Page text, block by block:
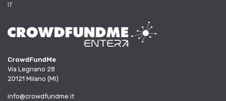
IT
CrowdFundMe
Via Legnano 28
20121 Milano (MI)
info@crowdfundme.it